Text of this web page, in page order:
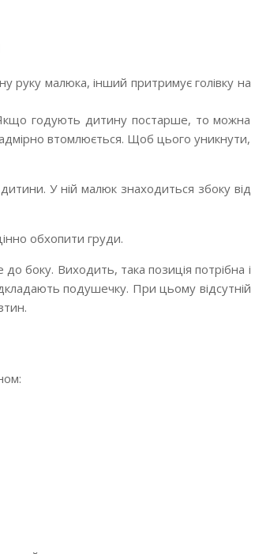
руку малюка, інший притримує голівку на
Якщо годують дитину постарше, то можна
втомлюється. Щоб цього уникнути,
У ній малюк знаходиться збоку від
обхопити груди.
боку. Виходить, така позиція потрібна і
подушечку. При цьому відсутній